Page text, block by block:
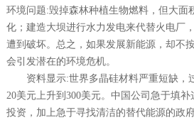
环境问题:毁掉森林种植生物燃料，但大面
化；建造大坝进行水力发电来代替火电厂
遭到破坏。总之，如果发展新能源，却不
会引发潜在的环境危机。
资料显示:世界多晶硅材料严重短缺，
20美元上升到300美元。中国公司急于填
投资，加上急于寻找清洁的替代能源的政